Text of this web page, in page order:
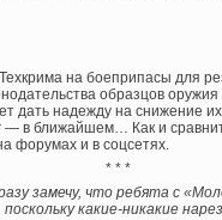
на боеприпасы для
образцов
дать надежду на снижение
— в ближайшем… Как и
форумах и в соцсетях.
* * *
замечу, что ребята с
поскольку какие-никакие